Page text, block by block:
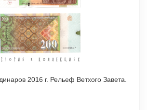
2016 г. Рельеф Ветхого Завета.